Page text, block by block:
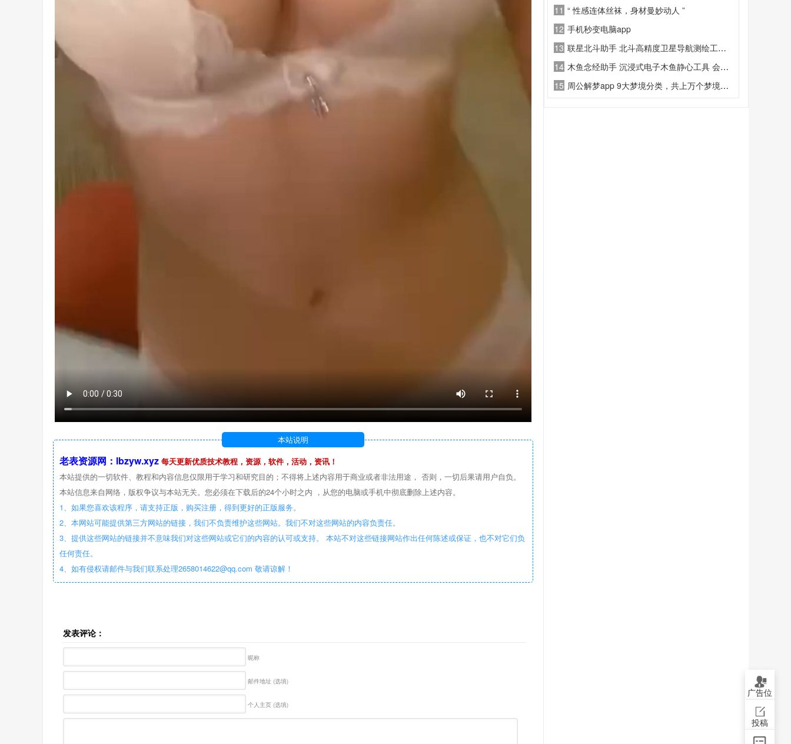
本站说明
老表资源网：lbzyw.xyz 每天更新优质技术教程，资源，软件，活动，资讯！
本站提供的一切软件、教程和内容信息仅限用于学习和研究目的；不得将上述内容用于商业或者非法用途， 否则，一切后果请用户自负。
本站信息来自网络，版权争议与本站无关。您必须在下载后的24个小时之内 ，从您的电脑或手机中彻底删除上述内容。
1、如果您喜欢该程序，请支持正版，购买注册，得到更好的正版服务。
2、本网站可能提供第三方网站的链接，我们不负责维护这些网站。我们不对这些网站的内容负责任。
3、提供这些网站的链接并不意味我们对这些网站或它们的内容的认可或支持。 本站不对这些链接网站作出任何陈述或保证，也不对它们负
任何责任。
4、如有侵权请邮件与我们联系处理2658014622@qq.com 敬请谅解！
发表评论：
昵称
邮件地址 (选填)
个人主页 (选填)
11 “ 性感连体丝袜，身材曼妙动人 ”
12 手机秒变电脑app
13 联星北斗助手 北斗高精度卫星导航测绘工具 高清卫星街景查看APP
14 木鱼念经助手 沉浸式电子木鱼静心工具 会员解锁版APP
15 周公解梦app 9大梦境分类，共上万个梦境词条
广告位
投稿